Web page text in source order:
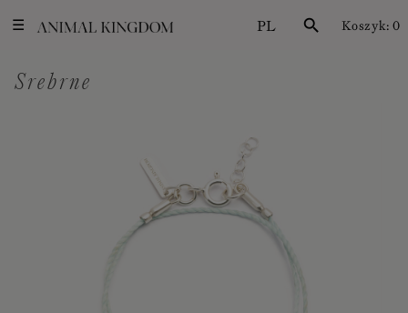
☰ PL search Koszyk: 0
Srebrne